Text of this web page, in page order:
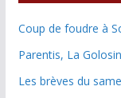
Coup de foudre à
Parentis, La
Les brèves du